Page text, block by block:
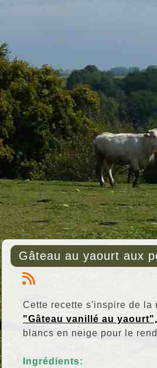
Gâteau au yaourt aux
Cette recette s'inspire de la
"Gâteau vanillé au yaourt",
blancs en neige pour le
Ingrédients: